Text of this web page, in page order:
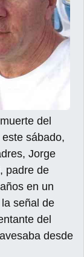
del
sábado,
Jorge
padre de
en un
señal de
del
desde